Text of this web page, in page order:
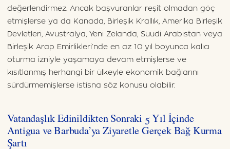
değerlendirmez. Ancak başvuranlar reşit olmadan göç
etmişlerse ya da Kanada, Birleşik Krallık, Amerika Birleşik
Devletleri, Avustralya, Yeni Zelanda, Suudi Arabistan veya
Birleşik Arap Emirlikleri’nde en az 10 yıl boyunca kalıcı
oturma izniyle yaşamaya devam etmişlerse ve
kısıtlanmış herhangi bir ülkeyle ekonomik bağlarını
sürdürmemişlerse istisna söz konusu olabilir.
Vatandaşlık Edinildikten Sonraki 5 Yıl İçinde
Antigua ve Barbuda’ya Ziyaretle Gerçek Bağ Kurma
Şartı